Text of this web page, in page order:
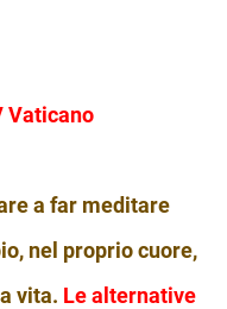
Vaticano
a far meditare
nel proprio cuore,
vita. Le alternative